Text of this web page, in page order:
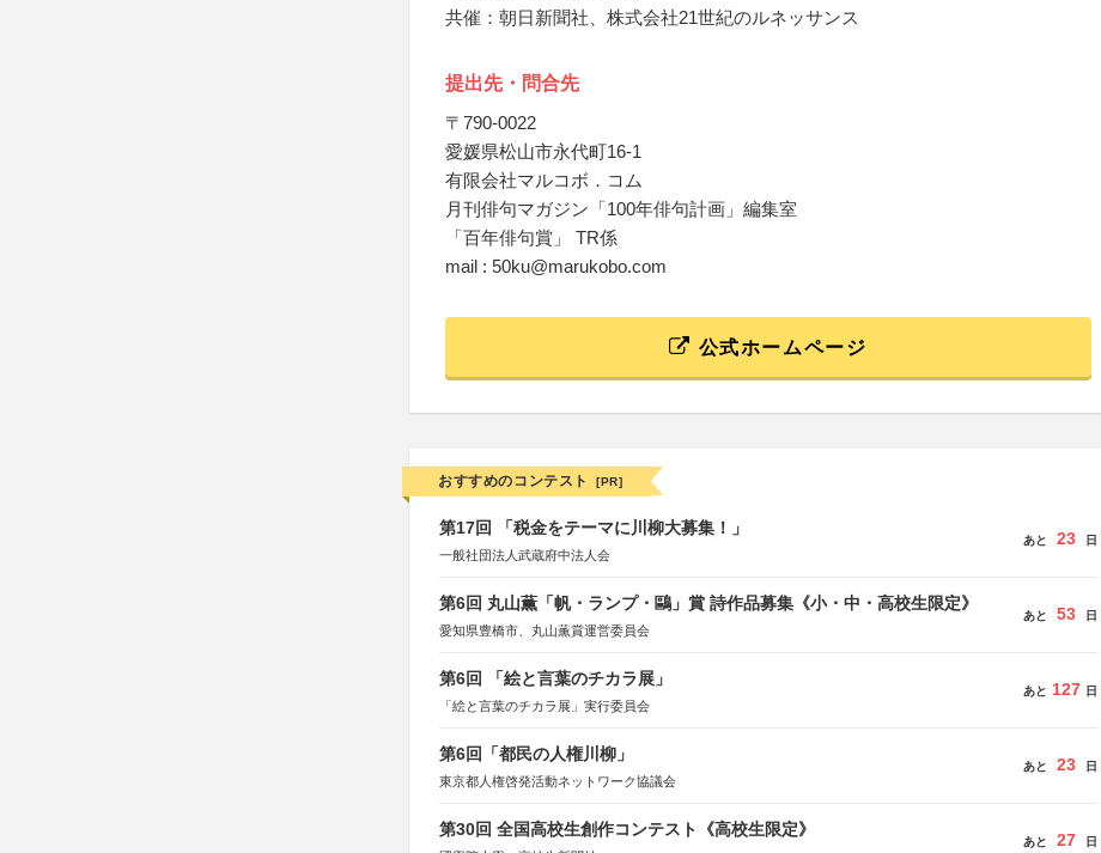
共催：朝日新聞社、株式会社21世紀のルネッサンス
提出先・問合先
〒790-0022
愛媛県松山市永代町16-1
有限会社マルコボ．コム
月刊俳句マガジン「100年俳句計画」編集室
「百年俳句賞」 TR係
mail : 50ku@marukobo.com
公式ホームページ
おすすめのコンテスト [PR]
第17回 「税金をテーマに川柳大募集！」
一般社団法人武蔵府中法人会
あと 23 日
第6回 丸山薫「帆・ランプ・鷗」賞 詩作品募集《小・中・高校生限定》
愛知県豊橋市、丸山薫賞運営委員会
あと 53 日
第6回 「絵と言葉のチカラ展」
「絵と言葉のチカラ展」実行委員会
あと 127 日
第6回「都民の人権川柳」
東京都人権啓発活動ネットワーク協議会
あと 23 日
第30回 全国高校生創作コンテスト《高校生限定》
あと 27 日